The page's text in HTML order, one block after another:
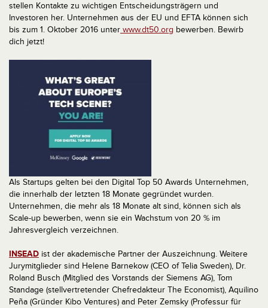
stellen Kontakte zu wichtigen Entscheidungsträgern und
Investoren her. Unternehmen aus der EU und EFTA können sich
bis zum 1. Oktober 2016 unter www.dt50.org bewerben. Bewirb
dich jetzt!
Als Startups gelten bei den Digital Top 50 Awards Unternehmen,
die innerhalb der letzten 18 Monate gegründet wurden.
Unternehmen, die mehr als 18 Monate alt sind, können sich als
Scale-up bewerben, wenn sie ein Wachstum von 20 % im
Jahresvergleich verzeichnen.
INSEAD ist der akademische Partner der Auszeichnung. Weitere
Jurymitglieder sind Helene Barnekow (CEO of Telia Sweden), Dr.
Roland Busch (Mitglied des Vorstands der Siemens AG), Tom
Standage (stellvertretender Chefredakteur The Economist), Aquilino
Peña (Gründer Kibo Ventures) and Peter Zemsky (Professur für